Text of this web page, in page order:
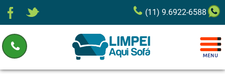
(11) 9.6922-6588